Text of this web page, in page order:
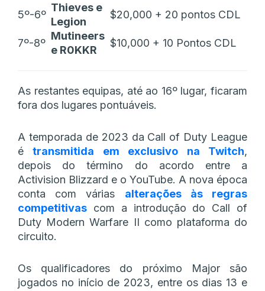
5º-6º
Thieves e
Legion
$20,000 + 20 pontos CDL
7º-8º
Mutineers
e R0KKR
$10,000 + 10 Pontos CDL
As restantes equipas, até ao 16º lugar, ficaram
fora dos lugares pontuáveis.
A temporada de 2023 da Call of Duty League
étransmitida em exclusivo na Twitch,
depois do término do acordo entre a
Activision Blizzard e o YouTube. A nova época
conta com várias alterações às regras
competitivas com a introdução do Call of
Duty Modern Warfare II como plataforma do
circuito.
Os qualificadores do próximo Major são
jogados no início de 2023, entre os dias 13 e